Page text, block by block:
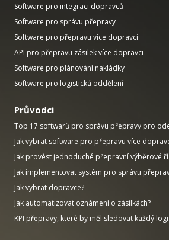
Software pro integraci dopravců
Software pro správu přepravy
Software pro přepravu více dopravci
API pro přepravu zásilek více dopravci
Software pro plánování nakládky
Software pro logistická oddělení
Průvodci
Top 17 softwarů pro správu přepravy pro
Jak vybrat software pro přepravu více
Jak provést jednoduché přepravní výběrové
Jak implementovat systém pro správu
Jak vybrat dopravce?
Jak automatizovat oznámení o zásilkách?
KPI přepravy, které by měl sledovat každý